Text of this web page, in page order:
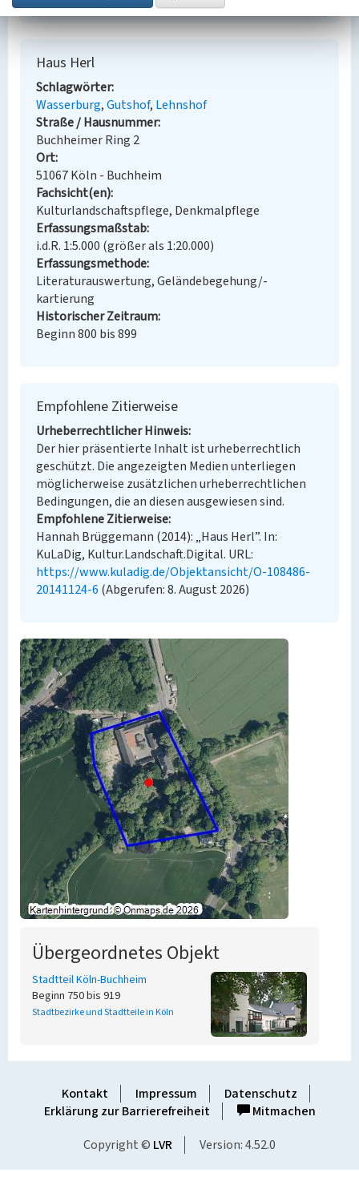
Haus Herl
Schlagwörter
Wasserburg Gutshof Lehnshof
Straße / Hausnummer
Buchheimer Ring 2
Ort
51067 Köln - Buchheim
Fachsicht(en)
Kulturlandschaftspflege, Denkmalpflege
Erfassungsmaßstab
i.d.R. 1:5.000 (größer als 1:20.000)
Erfassungsmethode
Literaturauswertung, Geländebegehung/-
kartierung
Historischer Zeitraum
Beginn 800 bis 899
Empfohlene Zitierweise
Urheberrechtlicher Hinweis
Der hier präsentierte Inhalt ist urheberrechtlich
geschützt. Die angezeigten Medien unterliegen
möglicherweise zusätzlichen urheberrechtlichen
Bedingungen, die an diesen ausgewiesen sind.
Empfohlene Zitierweise
Hannah Brüggemann (2014): „Haus Herl”. In:
KuLaDig, Kultur.Landschaft.Digital. URL:
https://www.kuladig.de/Objektansicht/O-108486-
20141124-6 (Abgerufen: 8. August 2026)
Übergeordnetes Objekt
Stadtteil Köln-Buchheim
Beginn 750 bis 919
Stadtbezirke und Stadtteile in Köln
Kontakt Impressum
Datenschutz
Erklärung zur Barrierefreiheit
Mitmachen
Copyright © LVR Version: 4.52.0